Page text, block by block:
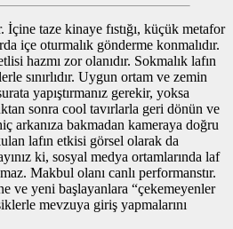
taze kinaye fıstığı, küçük metafor
içe oturmalık gönderme konmalıdır.
hazmı zor olanıdır. Sokmalık lafın
sınırlıdır. Uygun ortam ve zemin
yapıştırmanız gerekir, yoksa
sonra cool tavırlarla geri dönün ve
arkanıza bakmadan kameraya doğru
lafın etkisi görsel olarak da
ki, sosyal medya ortamlarında laf
Makbul olanı canlı performanstır.
ve yeni başlayanlara “çekemeyenler
mevzuya giriş yapmalarını